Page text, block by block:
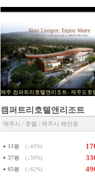
제주 컴퍼트리호텔앤리조트- 제
캠퍼트리호텔앤리조트
제주시 / 호텔 / 제주시 해안동
11평 (↓ 43%)
37평 (↓ 59%)
65평 (↓ 62%)